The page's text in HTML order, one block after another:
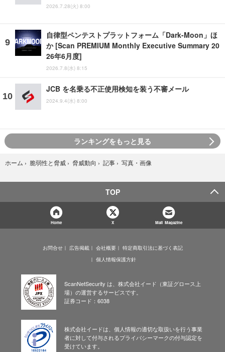
2026.7.28(火) 8:00
自律型ペンテストプラットフォーム「Dark-Moon」ほ
か [Scan PREMIUM Monthly Executive Summary 20
26年6月度]
2026.7.8(水) 8:15
JCB を名乗る不正使用検知を装う不審メール
2024.9.4(水) 8:00
ランキングをもっと見る
ホーム › 脆弱性と脅威 › 脅威動向 › 記事 › 写真・画像
TOP
Home X Mail Magazine
お問合せ 広告掲載 会社概要
特定商取引法に基づく表記
個人情報保護方針
ScanNetSecurity は、株式会社イード（東証グロース上
場）の運営するサービスです。
証券コード：6038
株式会社イードは、個人情報の適切な取扱いを行う事業
者に対して付与されるプライバシーマークの付与認定を
受けています。